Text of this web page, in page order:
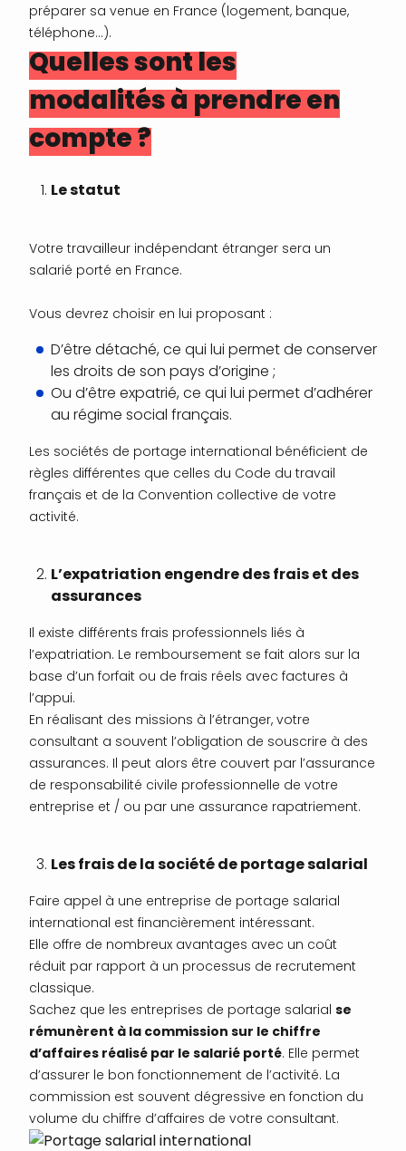
préparer sa venue en France (logement, banque,
téléphone…).
Quelles sont les
modalités à prendre en
compte ?
Le statut
Votre travailleur indépendant étranger sera un
salarié porté en France.
Vous devrez choisir en lui proposant :
D’être détaché, ce qui lui permet de conserver
les droits de son pays d’origine ;
Ou d’être expatrié, ce qui lui permet d’adhérer
au régime social français.
Les sociétés de portage international bénéficient de
règles différentes que celles du Code du travail
français et de la Convention collective de votre
activité.
L’expatriation engendre des frais et des
assurances
Il existe différents frais professionnels liés à
l’expatriation. Le remboursement se fait alors sur la
base d’un forfait ou de frais réels avec factures à
l’appui.
En réalisant des missions à l’étranger, votre
consultant a souvent l’obligation de souscrire à des
assurances. Il peut alors être couvert par l’assurance
de responsabilité civile professionnelle de votre
entreprise et / ou par une assurance rapatriement.
Les frais de la société de portage salarial
Faire appel à une entreprise de portage salarial
international est financièrement intéressant.
Elle offre de nombreux avantages avec un coût
réduit par rapport à un processus de recrutement
classique.
Sachez que les entreprises de portage salarial se
rémunèrent à la commission sur le chiffre
d’affaires réalisé par le salarié porté. Elle permet
d’assurer le bon fonctionnement de l’activité. La
commission est souvent dégressive en fonction du
volume du chiffre d’affaires de votre consultant.